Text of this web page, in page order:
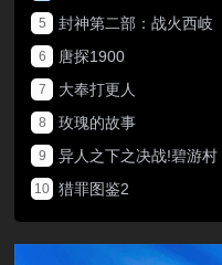
5 封神第二部：战火西岐
6 唐探1900
7 大奉打更人
8 玫瑰的故事
9 异人之下之决战!碧游村
10 猎罪图鉴2